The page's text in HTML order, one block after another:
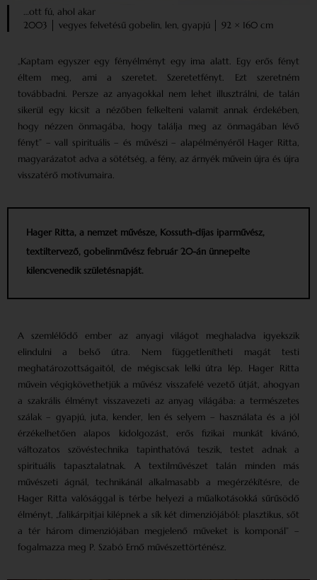
…ott fú, ahol akar
2003 │ vegyes felvetésű gobelin, len, gyapjú │ 92 × 160 cm
„Kaptam egyszer egy fényélményt egy ima alatt. Egy erős fényt
éltem meg, ami a szeretet. Szeretetfényt. Ezt szeretném
továbbadni. Persze az anyagokkal nem lehet illusztrálni, de talán
sikerül egy kicsit a nézőben felkelteni valamit annak érdekében,
hogy nézzen önmagába, hogy találja meg az önmagában lévő
fényt” – vall spirituális – és művészi – alapélményéről Hager Ritta,
magyarázatot adva a sötétség, a fény, az árnyék művein újra és újra
visszatérő motívumaira.
Hager Ritta, a nemzet művésze, Kossuth-díjas iparművész,
textil­tervező, gobelinművész február 20-án ünnepelte
kilencvenedik születésnapját.
A szemlélődő ember az anyagi világot meghaladva igyekszik
elindulni a belső útra. Nem függetlenítheti magát testi
meghatározottságaitól, de mégiscsak lelki útra lép. Hager Ritta
művein végigkövethetjük a művész visszafelé vezető útját, ahogyan
a szakrális élményt visszavezeti az anyag világába: a természetes
szálak – gyapjú, juta, kender, len és selyem – használata és a jól
érzékelhetően alapos kidolgozást, erős fizikai munkát kívánó,
változatos szövéstechnika tapinthatóvá teszik, testet adnak a
spirituális tapasztalatnak. A textilművészet talán minden más
művészeti ágnál, technikánál alkalmasabb a megérzékítésre, de
Hager Ritta valósággal is térbe helyezi a műalkotásokká sűrűsödő
élményt, „falikárpitjai kilépnek a sík két dimenziójából: plasztikus, sőt
a tér három dimenziójában megjelenő műveket is komponál” –
fogalmazza meg P. Szabó Ernő művészettörténész.